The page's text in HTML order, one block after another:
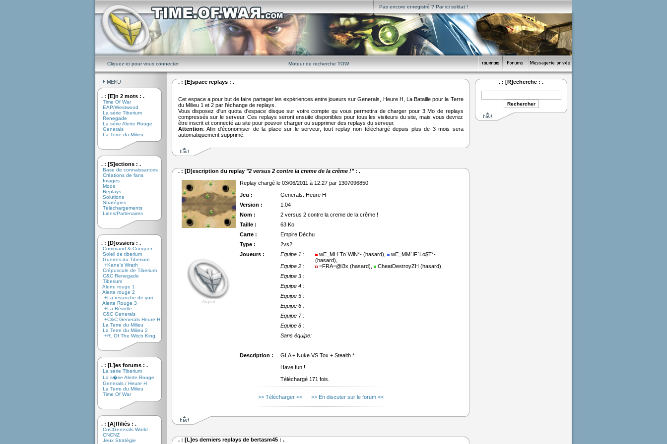
Pas encore enregistré ? Par ici soldat !
Cliquez ici pour vous connecter Moteur de recherche TOW
. : [E]n 2 mots : .
Time Of War
EAP/Westwood
La série Tiberium
Renegade
La série Alerte Rouge
Generals
La Terre du Milieu
. : [S]ections : .
Base de connaissances
Créations de fans
Images
Mods
Replays
Solutions
Stratégies
Téléchargements
Liens/Partenaires
. : [D]ossiers : .
Command & Conquer
Soleil de tiberium
Guerres du Tiberium
+Kane's Wrath
Crépuscule de Tiberium
C&C Renegade
Tiberium
Alerte rouge 1
Alerte rouge 2
+La revanche de yuri
Alerte Rouge 3
+La Révolte
C&C Generals
+C&C Generals Heure H
La Terre du Milieu
La Terre du Milieu 2
+R. Of The Witch King
. : [L]es forums : .
La série Tiberium
La s�rie Alerte Rouge
Generals / Heure H
La Terre du Milieu
Time Of War
. : [A]ffiliés : .
CnCGenerals World
CNCNZ
Jeux Stratégie
. : [E]space replays : .
Cet espace a pour but de faire partager les expériences entre joueurs sur Generals, Heure H, La Bataille pour la Terre
du Milieu 1 et 2 par l'échange de replays.
Vous disposez d'un quota d'espace disque sur votre compte qu vous permettra de charger pour 3 Mo de replays
compressés sur le serveur. Ces replays seront ensuite disponibles pour tous les visiteurs du site, mais vous devrez
être inscrit et connecté au site pour pouvoir charger ou supprimer des replays du serveur.
Attention: Afin d'économiser de la place sur le serveur, tout replay non téléchargé depuis plus de 3 mois sera
automatiquement supprimé.
. : [D]escription du replay "2 versus 2 contre la creme de la crême !": .
Argent
Replay chargé le 03/06/2011 à 12:27 par 1307096850
Jeu :
Generals: Heure H
Version :
1.04
Nom :
2 versus 2 contre la creme de la crême !
Taille :
63 Ko
Carte :
Empire Déchu
Type :
2vs2
Joueurs :
Equipe 1 : wE_MH`To`WiN*- (hasard),
wE_MM`IF`Lo$T*-
(hasard),
Equipe 2 :
=FRA=@l3x (hasard),
CheatDestroyZH (hasard),
Equipe 3 :
Equipe 4 :
Equipe 5 :
Equipe 6 :
Equipe 7 :
Equipe 8 :
Sans équipe:
Description :
GLA + Nuke VS Tox + Stealth *
Have fun !
Téléchargé 171 fois.
>> Télécharger << >> En discuter sur le forum <<
. : [L]es derniers replays de bertasm45 : .
. : [R]echerche : .